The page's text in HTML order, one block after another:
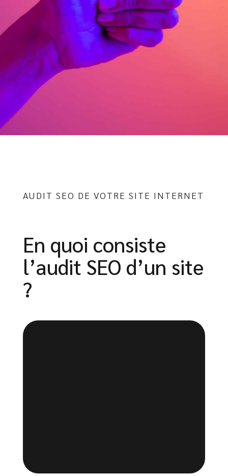
AUDIT SEO DE VOTRE SITE INTERNET
En quoi consiste
l’audit SEO d’un site
?